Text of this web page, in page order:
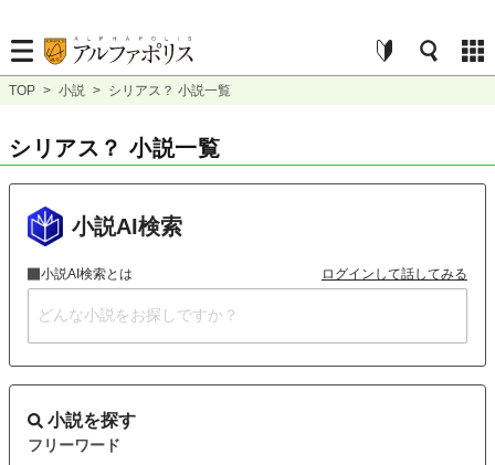
TOP > 小説 > シリアス？ 小説一覧
シリアス？ 小説一覧
小説AI検索
小説AI検索とは ログインして話してみる
小説を探す
フリーワード